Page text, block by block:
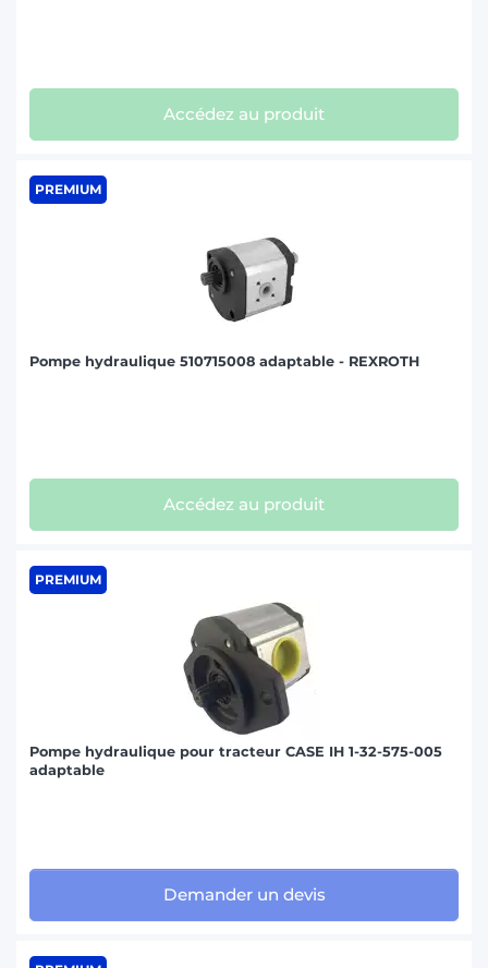
Accédez au produit
PREMIUM
Pompe hydraulique 510715008 adaptable - REXROTH
Accédez au produit
PREMIUM
Pompe hydraulique pour tracteur CASE IH 1-32-575-005
adaptable
Demander un devis